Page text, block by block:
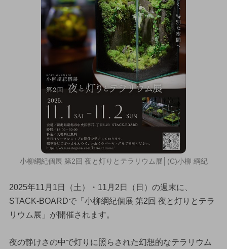
小柳綱紀個展 第2回 夜と灯りとテラリウム展│(C)小柳 綱紀
2025年11月1日（土）・11月2日（日）の週末に、
STACK-BOARDで「小柳綱紀個展 第2回 夜と灯りとテラ
リウム展」が開催されます。
夜の静けさの中で灯りに照らされた幻想的なテラリウム